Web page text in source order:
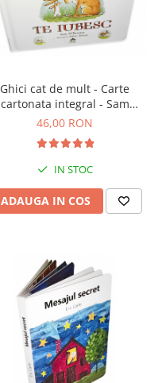
Ghici cat de mult - Carte
cartonata integral - Sam
McBratney
46,00 RON
IN STOC
ADAUGA IN COS